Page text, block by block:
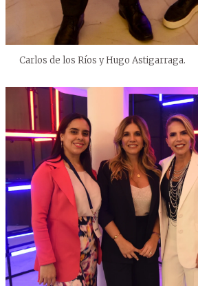
Carlos de los Ríos y Hugo Astigarraga.